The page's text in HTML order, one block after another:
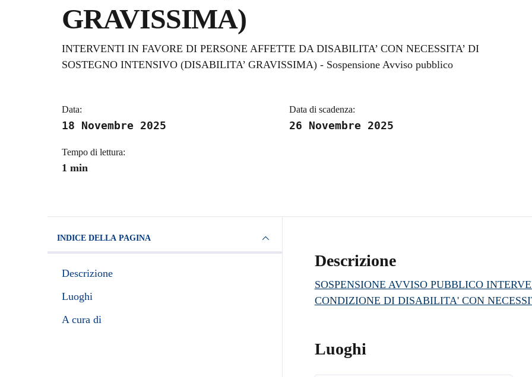
GRAVISSIMA)
Dettagli della notizia
INTERVENTI IN FAVORE DI PERSONE AFFETTE DA DISABILITA’ CON NECESSITA’ DI
SOSTEGNO INTENSIVO (DISABILITA’ GRAVISSIMA) - Sospensione Avviso pubblico
Data:
18 Novembre 2025
Data di scadenza:
26 Novembre 2025
Tempo di lettura:
1 min
INDICE DELLA PAGINA
Descrizione
Luoghi
A cura di
Descrizione
SOSPENSIONE AVVISO PUBBLICO
CONDIZIONE DI DISABILITA' CON
Luoghi